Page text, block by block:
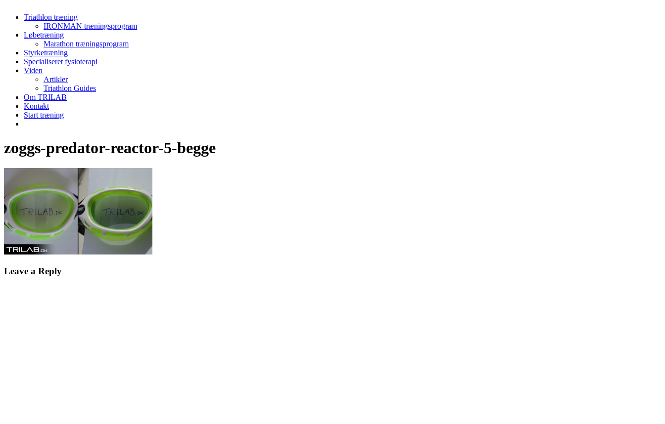
Menu
Triathlon træning
IRONMAN træningsprogram
Løbetræning
Marathon træningsprogram
Styrketræning
Specialiseret fysioterapi
Viden
Artikler
Triathlon Guides
Om TRILAB
Kontakt
Start træning
zoggs-predator-reactor-5-begge
Leave a Reply